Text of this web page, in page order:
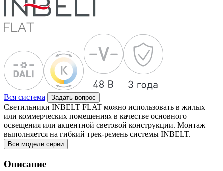
Вся система Задать вопрос
Светильники INBELT FLAT можно использовать в жилых
или коммерческих помещениях в качестве основного
освещения или акцентной световой конструкции. Монтаж
выполняется на гибкий трек-ремень системы INBELT.
Все модели серии
Описание